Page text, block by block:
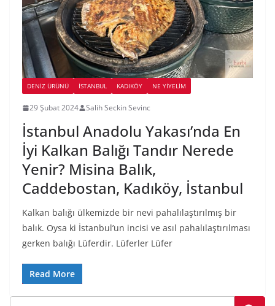
DENIZ ÜRÜNÜ İSTANBUL KADIKÖY NE YİYELİM
29 Şubat 2024 Salih Seckin Sevinc
İstanbul Anadolu Yakası’nda En
İyi Kalkan Balığı Tandır Nerede
Yenir? Misina Balık,
Caddebostan, Kadıköy, İstanbul
Kalkan balığı ülkemizde bir nevi pahalılaştırılmış bir
balık. Oysa ki İstanbul’un incisi ve asıl pahalılaştırılması
gerken balığı Lüferdir. Lüferler Lüfer
Read More